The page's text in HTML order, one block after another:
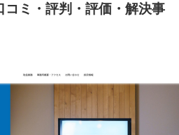
コミ・評判・評価・解決事